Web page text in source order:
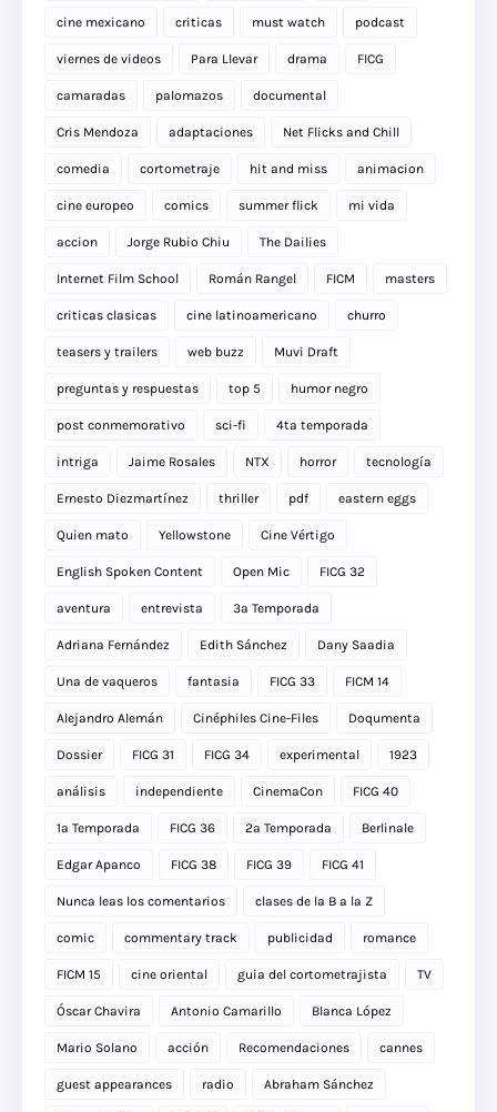
cine mexicano criticas must watch podcast
viernes de videos Para Llevar drama FICG
camaradas palomazos documental
Cris Mendoza adaptaciones Net Flicks and Chill
comedia cortometraje hit and miss animacion
cine europeo comics summer flick mi vida
accion Jorge Rubio Chiu The Dailies
Internet Film School Román Rangel FICM masters
criticas clasicas cine latinoamericano churro
teasers y trailers web buzz Muvi Draft
preguntas y respuestas top 5 humor negro
post conmemorativo sci-fi 4ta temporada
intriga Jaime Rosales NTX horror tecnología
Ernesto Diezmartínez thriller pdf eastern eggs
Quien mato Yellowstone Cine Vértigo
English Spoken Content Open Mic FICG 32
aventura entrevista 3a Temporada
Adriana Fernández Edith Sánchez Dany Saadia
Una de vaqueros fantasia FICG 33 FICM 14
Alejandro Alemán Cinéphiles Cine-Files Doqumenta
Dossier FICG 31 FICG 34 experimental 1923
análisis independiente CinemaCon FICG 40
1a Temporada FICG 36 2a Temporada Berlinale
Edgar Apanco FICG 38 FICG 39 FICG 41
Nunca leas los comentarios clases de la B a la Z
comic commentary track publicidad romance
FICM 15 cine oriental guia del cortometrajista TV
Óscar Chavira Antonio Camarillo Blanca López
Mario Solano acción Recomendaciones cannes
guest appearances radio Abraham Sánchez